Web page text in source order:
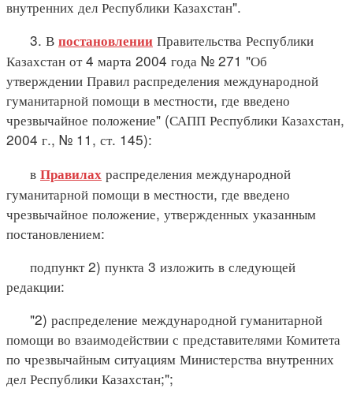
внутренних дел Республики Казахстан".
3. В постановлении Правительства Республики
Казахстан от 4 марта 2004 года № 271 "Об
утверждении Правил распределения международной
гуманитарной помощи в местности, где введено
чрезвычайное положение" (САПП Республики Казахстан,
2004 г., № 11, ст. 145):
в Правилах распределения международной
гуманитарной помощи в местности, где введено
чрезвычайное положение, утвержденных указанным
постановлением:
подпункт 2) пункта 3 изложить в следующей
редакции:
"2) распределение международной гуманитарной
помощи во взаимодействии с представителями Комитета
по чрезвычайным ситуациям Министерства внутренних
дел Республики Казахстан;";